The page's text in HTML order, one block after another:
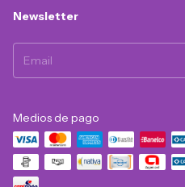
Newsletter
Medios de pago